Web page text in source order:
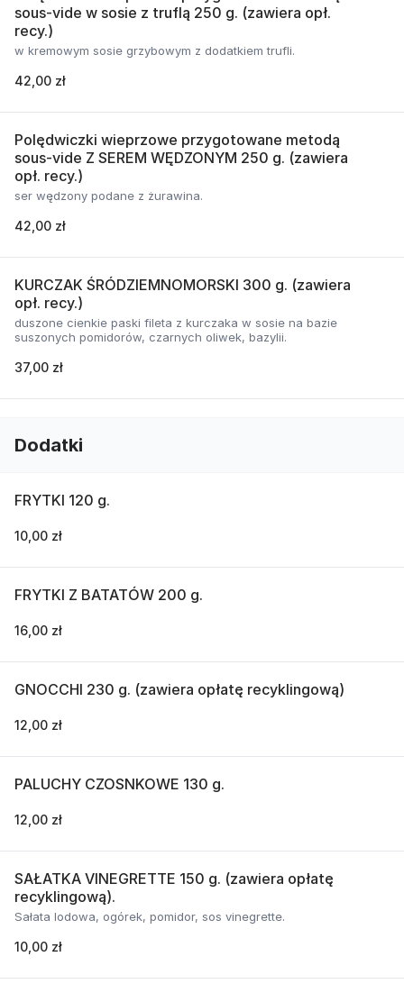
sous-vide w sosie z truflą 250 g. (zawiera opł.
recy.)
w kremowym sosie grzybowym z dodatkiem trufli.
42,00 zł
Polędwiczki wieprzowe przygotowane metodą
sous-vide Z SEREM WĘDZONYM 250 g. (zawiera
opł. recy.)
ser wędzony podane z żurawina.
42,00 zł
KURCZAK ŚRÓDZIEMNOMORSKI 300 g. (zawiera
opł. recy.)
duszone cienkie paski fileta z kurczaka w sosie na bazie
suszonych pomidorów, czarnych oliwek, bazylii.
37,00 zł
Dodatki
FRYTKI 120 g.
10,00 zł
FRYTKI Z BATATÓW 200 g.
16,00 zł
GNOCCHI 230 g. (zawiera opłatę recyklingową)
12,00 zł
PALUCHY CZOSNKOWE 130 g.
12,00 zł
SAŁATKA VINEGRETTE 150 g. (zawiera opłatę
recyklingową).
Sałata lodowa, ogórek, pomidor, sos vinegrette.
10,00 zł